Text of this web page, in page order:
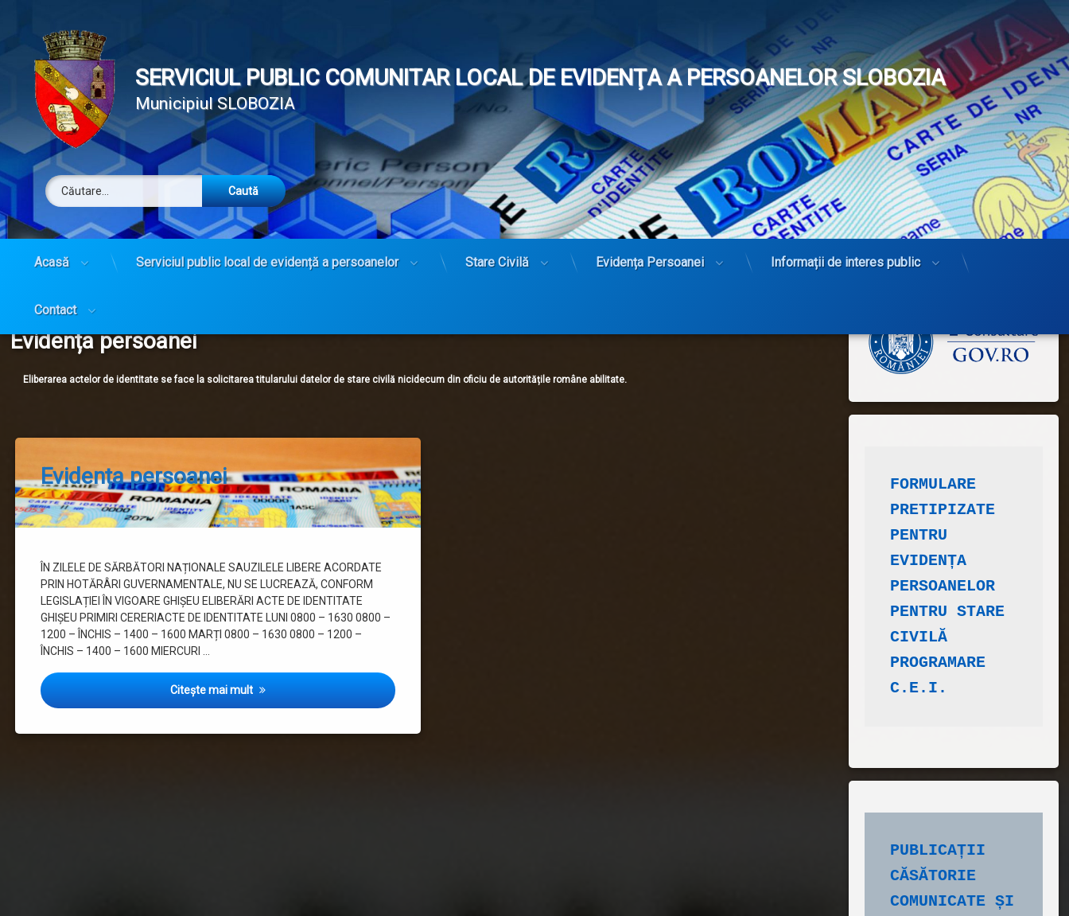
conținut
SERVICIUL PUBLIC COMUNITAR LOCAL DE EVIDENŢA A PERSOANELOR SLOBOZIA
Municipiul SLOBOZIA
Tel:
Caută după:
Acasă Serviciul public local de evidență a persoanelor Stare Civilă Evidența Persoanei Informații de interes public
Contact
Categorie:
Evidența persoanei
Eliberarea actelor de identitate se face la solicitarea titularului datelor de stare civilă nicidecum din oficiu de autoritățile române abilitate.
Evidența persoanei
bydirectorevpslobozia
Categorii:
Evidența
persoanei
ÎN ZILELE DE SĂRBĂTORI NAȚIONALE SAUZILELE LIBERE ACORDATE
PRIN HOTĂRÂRI GUVERNAMENTALE, NU SE LUCREAZĂ, CONFORM
LEGISLAȚIEI ÎN VIGOARE GHIȘEU ELIBERĂRI ACTE DE IDENTITATE
GHIȘEU PRIMIRI CERERIACTE DE IDENTITATE LUNI 0800 – 1630 0800 –
1200 – ÎNCHIS – 1400 – 1600 MARȚI 0800 – 1630 0800 – 1200 –
ÎNCHIS – 1400 – 1600 MIERCURI …
Citește mai mult
on
3
septembrie
on
23
iunie
FORMULARE
PRETIPIZATE
​PENTRU
EVIDENȚA
PERSOANELOR
PENTRU STARE
CIVILĂ
PROGRAMARE
C.E.I.
PUBLICAȚII
CĂSĂTORIE
COMUNICATE ȘI